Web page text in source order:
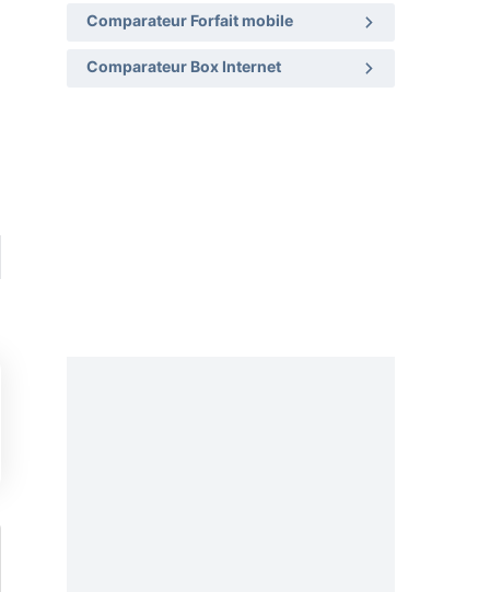
Comparateur Forfait mobile
Comparateur Box Internet